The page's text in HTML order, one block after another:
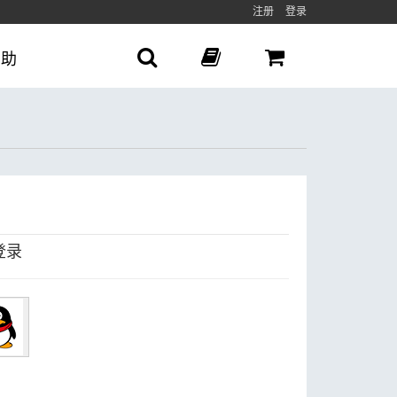
注册 登录
录